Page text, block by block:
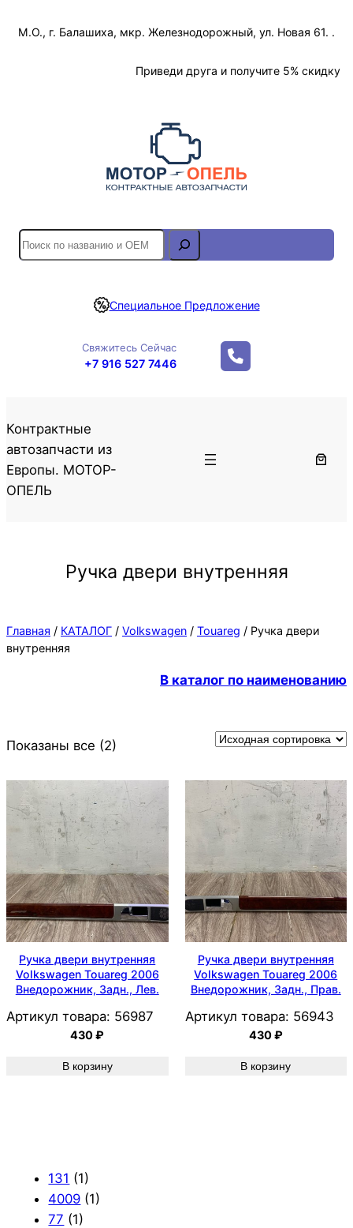
М.О., г. Балашиха, мкр. Железнодорожный, ул. Новая 61. .
Приведи друга и получите 5% скидку
S
e
r
Специальное Предложение
Свяжитесь Сейчас
+7 916 527 7446
Контрактные
автозапчасти из
Европы. МОТОР-
ОПЕЛЬ
Ручка двери внутренняя
Главная / КАТАЛОГ / Volkswagen / Touareg / Ручка двери
внутренняя
В каталог по наименованию
Показаны все (2)
Ручка двери внутренняя
Volkswagen Touareg 2006
Внедорожник, Задн., Лев.
Артикул товара: 56987
430₽
В корзину
Ручка двери внутренняя
Volkswagen Touareg 2006
Внедорожник, Задн., Прав.
Артикул товара: 56943
430₽
В корзину
131 (1)
4009 (1)
77 (1)